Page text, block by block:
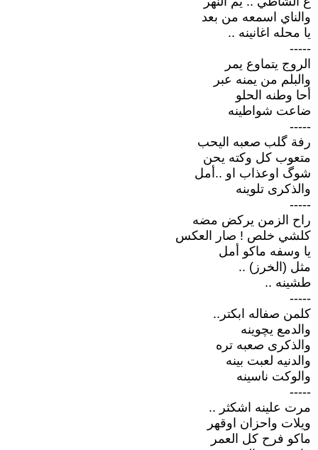
والناي اسمعه من بعد
يا محله اغانينه ..
-----
الروج يتماوع يمر
والبلم من يمنه عبر
أحا وطنه الحلو
ضاعت شواطينه
-----
رفة گلب صعبه اليحب
متعوب كل وكته يحن
شوگ اوعذاب او ..أمل
والذكرى تلوينه
-----
راح الزمن يركض مضه
كلشي خلص ! صار العكس
يا وسفه ماكو أمل
مثل (الخرز) ..
طشينه ..
-----
كلمن صفاله ابكتر..
والدمع يچوينه
والذكرى صعبه تره
والدنيه لعبت بينه
والوكت ناسينه
-----
مرت علينه اشكثر ..
ويلات واحزان اوقهر
ماكو فرح كل العمر